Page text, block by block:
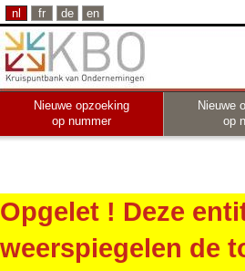
nl fr de en
Nieuwe opzoeking
op nummer
Nieuwe
op
Opgelet ! Deze
weerspiegelen de